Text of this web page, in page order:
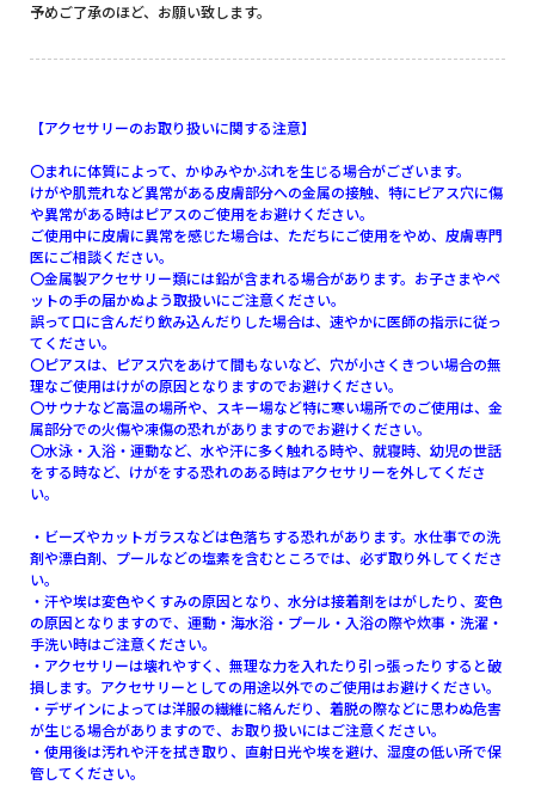
予めご了承のほど、お願い致します。
【アクセサリーのお取り扱いに関する注意】
〇まれに体質によって、かゆみやかぶれを生じる場合がございます。
けがや肌荒れなど異常がある皮膚部分への金属の接触、特にピアス穴に傷
や異常がある時はピアスのご使用をお避けください。
ご使用中に皮膚に異常を感じた場合は、ただちにご使用をやめ、皮膚専門
医にご相談ください。
〇金属製アクセサリー類には鉛が含まれる場合があります。お子さまやペ
ットの手の届かぬよう取扱いにご注意ください。
誤って口に含んだり飲み込んだりした場合は、速やかに医師の指示に従っ
てください。
〇ピアスは、ピアス穴をあけて間もないなど、穴が小さくきつい場合の無
理なご使用はけがの原因となりますのでお避けください。
〇サウナなど高温の場所や、スキー場など特に寒い場所でのご使用は、金
属部分での火傷や凍傷の恐れがありますのでお避けください。
〇水泳・入浴・運動など、水や汗に多く触れる時や、就寝時、幼児の世話
をする時など、けがをする恐れのある時はアクセサリーを外してくださ
い。
・ビーズやカットガラスなどは色落ちする恐れがあります。水仕事での洗
剤や漂白剤、プールなどの塩素を含むところでは、必ず取り外してくださ
い。
・汗や埃は変色やくすみの原因となり、水分は接着剤をはがしたり、変色
の原因となりますので、運動・海水浴・プール・入浴の際や炊事・洗濯・
手洗い時はご注意ください。
・アクセサリーは壊れやすく、無理な力を入れたり引っ張ったりすると破
損します。アクセサリーとしての用途以外でのご使用はお避けください。
・デザインによっては洋服の繊維に絡んだり、着脱の際などに思わぬ危害
が生じる場合がありますので、お取り扱いにはご注意ください。
・使用後は汚れや汗を拭き取り、直射日光や埃を避け、湿度の低い所で保
管してください。